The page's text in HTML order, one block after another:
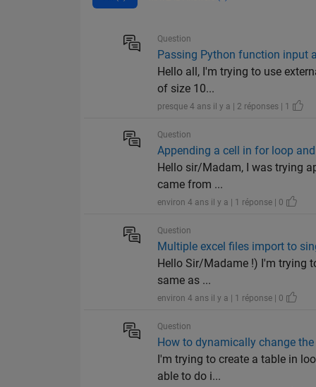
Question
Passing Python function input
Hello all, I'm trying to use
of size 10...
presque 4 ans il y a | 2 réponses | 1
Question
Appending a cell in for loop
Hello sir/Madam, I was trying
came from ...
environ 4 ans il y a | 1 réponse | 0
Question
Multiple excel files import to
Hello Sir/Madame !) I'm trying
same as ...
environ 4 ans il y a | 1 réponse | 0
Question
How to dynamically change
I'm trying to create a table in
able to do i...